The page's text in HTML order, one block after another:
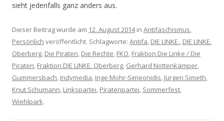
sieht jedenfalls ganz anders aus.
Dieser Beitrag wurde am 12. August 2014in Antifaschismus,
Persönlich veröffentlicht. Schlagworte: Antifa, DIE LINKE., DIE LINKE.
Oberberg, Die Piraten, Die Rechte, FKO, Fraktion Die Linke / Die
Piraten, Fraktion DIE LINKE. Oberberg, Gerhard Nottenkämper,
Gummersbach, Indymedia, Inge Mohr-Simeonidis, Jürgen Simeth,
Knut Schumann, Linkspartei, Piratenpartei, Sommerfest,
Wiehlpark.